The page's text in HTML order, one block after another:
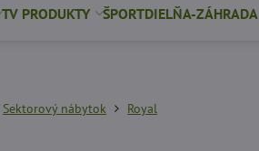
TV PRODUKTY ŠPORTDIELŇA-ZÁHRADA
Sektorový nábytok Royal